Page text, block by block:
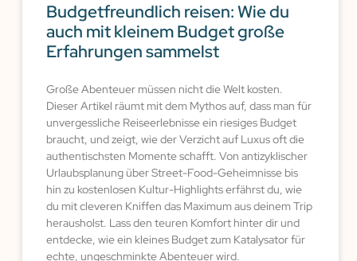
Budgetfreundlich reisen: Wie du
auch mit kleinem Budget große
Erfahrungen sammelst
Große Abenteuer müssen nicht die Welt kosten.
Dieser Artikel räumt mit dem Mythos auf, dass man für
unvergessliche Reiseerlebnisse ein riesiges Budget
braucht, und zeigt, wie der Verzicht auf Luxus oft die
authentischsten Momente schafft. Von antizyklischer
Urlaubsplanung über Street-Food-Geheimnisse bis
hin zu kostenlosen Kultur-Highlights erfährst du, wie
du mit cleveren Kniffen das Maximum aus deinem Trip
herausholst. Lass den teuren Komfort hinter dir und
entdecke, wie ein kleines Budget zum Katalysator für
echte, ungeschminkte Abenteuer wird.